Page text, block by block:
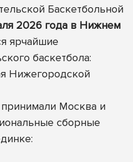
Баскетбольной
2026 года в Нижнем
ярчайшие
баскетбола:
Нижегородской
Москва и
сборные